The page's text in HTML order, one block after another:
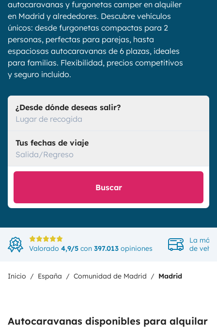
autocaravanas y furgonetas camper en alquiler
en Madrid y alrededores. Descubre vehículos
únicos: desde furgonetas compactas para 2
personas, perfectas para parejas, hasta
espaciosas autocaravanas de 6 plazas, ideales
para familias. Flexibilidad, precios competitivos
y seguro incluido.
¿Desde dónde deseas salir?
Lugar de recogida
Tus fechas de viaje
Salida/Regreso
Buscar
Valorado 4,9/5 con 397.013 opiniones
La más
de
Inicio España Comunidad de Madrid Madrid
Autocaravanas disponibles para alquilar